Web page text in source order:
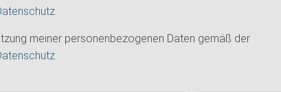
meiner personenbezogenen Daten gemäß der